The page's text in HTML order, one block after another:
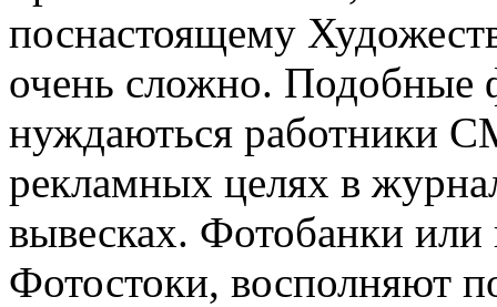
поснастоящему
очень сложно. Подобные
нуждаються работники
рекламных целях в
вывесках. Фотобанки
Фотостоки, восполняют